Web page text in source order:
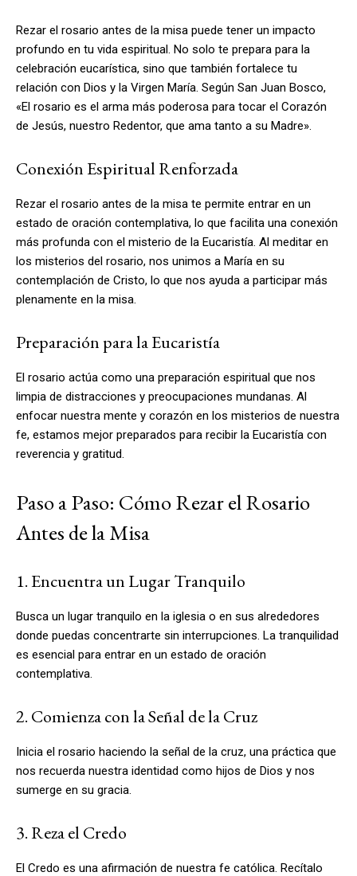
Rezar el rosario antes de la misa puede tener un impacto
profundo en tu vida espiritual. No solo te prepara para la
celebración eucarística, sino que también fortalece tu
relación con Dios y la Virgen María. Según San Juan Bosco,
«El rosario es el arma más poderosa para tocar el Corazón
de Jesús, nuestro Redentor, que ama tanto a su Madre».
Conexión Espiritual Renforzada
Rezar el rosario antes de la misa te permite entrar en un
estado de oración contemplativa, lo que facilita una conexión
más profunda con el misterio de la Eucaristía. Al meditar en
los misterios del rosario, nos unimos a María en su
contemplación de Cristo, lo que nos ayuda a participar más
plenamente en la misa.
Preparación para la Eucaristía
El rosario actúa como una preparación espiritual que nos
limpia de distracciones y preocupaciones mundanas. Al
enfocar nuestra mente y corazón en los misterios de nuestra
fe, estamos mejor preparados para recibir la Eucaristía con
reverencia y gratitud.
Paso a Paso: Cómo Rezar el Rosario
Antes de la Misa
1. Encuentra un Lugar Tranquilo
Busca un lugar tranquilo en la iglesia o en sus alrededores
donde puedas concentrarte sin interrupciones. La tranquilidad
es esencial para entrar en un estado de oración
contemplativa.
2. Comienza con la Señal de la Cruz
Inicia el rosario haciendo la señal de la cruz, una práctica que
nos recuerda nuestra identidad como hijos de Dios y nos
sumerge en su gracia.
3. Reza el Credo
El Credo es una afirmación de nuestra fe católica. Recítalo